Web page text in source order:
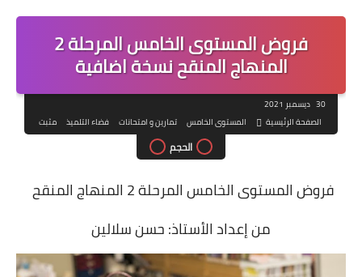
فروض المستوى الخامس المرحلة 2
المنهاج المنقح نسخة اضافية
30 ديسمبر 2021
الصفحة الرئيسية
المستوى الخامس تمارين و امتحانات فضاء التلميذ مثبت
الحجم
فروض المستوى الخامس المرحلة 2 المنهاج المنقح
من إعداد الأستاذ: حسن سلالين